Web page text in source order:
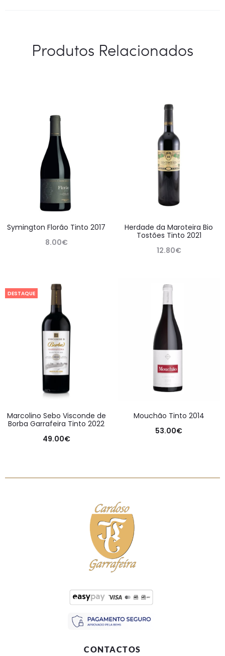
Produtos Relacionados
Symington Florão Tinto 2017
8.00€
Herdade da Maroteira Bio
Tostões Tinto 2021
12.80€
DESTAQUE
Marcolino Sebo Visconde de
Borba Garrafeira Tinto 2022
49.00€
Mouchão Tinto 2014
53.00€
CONTACTOS